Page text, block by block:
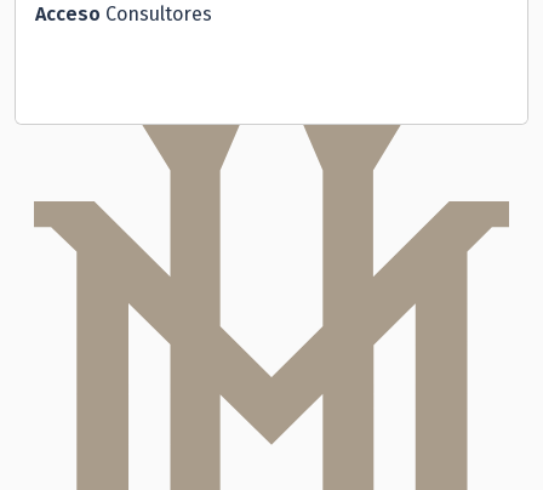
Acceso Consultores